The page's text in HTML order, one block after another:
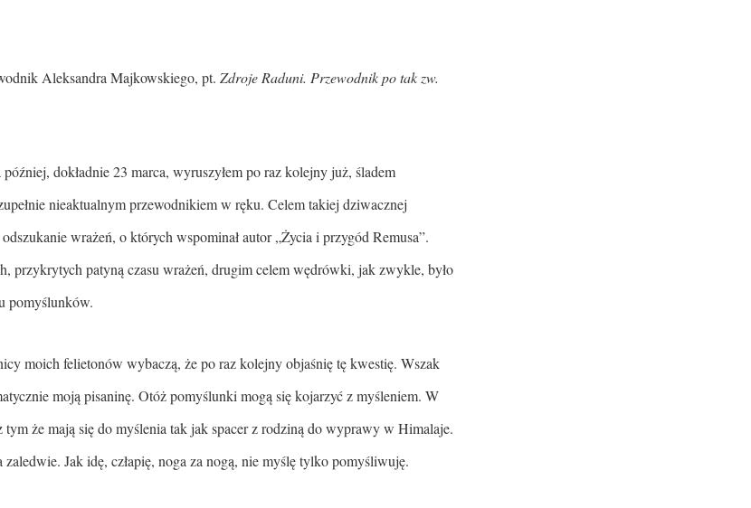
Aleksandra Majkowskiego, pt. Zdroje Raduni. Przewodnik po tak zw.
dokładnie 23 marca, wyruszyłem po raz kolejny już, śladem
nieaktualnym przewodnikiem w ręku. Celem takiej dziwacznej
wrażeń, o których wspominał autor „Życia i przygód Remusa”.
przykrytych patyną czasu wrażeń, drugim celem wędrówki, jak zwykle, było
pomyślunków.
moich felietonów wybaczą, że po raz kolejny objaśnię tę kwestię. Wszak
moją pisaninę. Otóż pomyślunki mogą się kojarzyć z myśleniem. W
tym że mają się do myślenia tak jak spacer z rodziną do wyprawy w Himalaje.
Jak idę, człapię, noga za nogą, nie myślę tylko pomyśliwuję.